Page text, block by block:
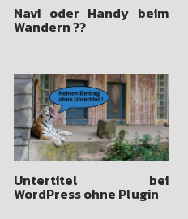
Navi oder Handy beim
Wandern ??
Untertitel bei
WordPress ohne Plugin